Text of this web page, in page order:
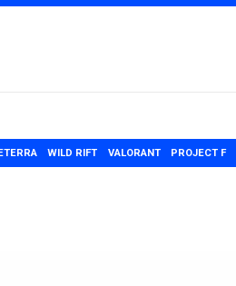
WILD RIFT VALORANT PROJECT F